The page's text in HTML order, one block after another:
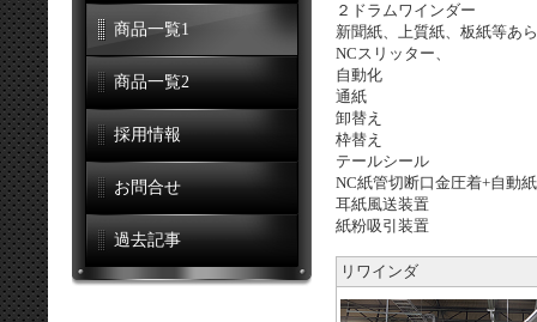
商品一覧1
商品一覧2
採用情報
お問合せ
過去記事
２ドラムワインダー
新聞紙、上質紙、板紙等あ
NCスリッター、
自動化
通紙
卸替え
枠替え
テールシール
NC紙管切断口金圧着+自動
耳紙風送装置
紙粉吸引装置
リワインダ